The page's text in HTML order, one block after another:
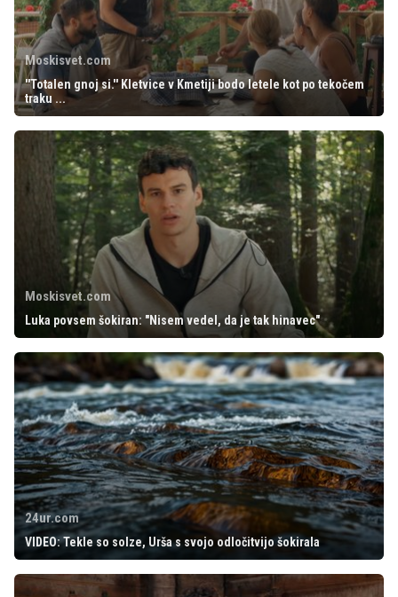
Moskisvet.com
''Totalen gnoj si.'' Kletvice v Kmetiji bodo letele kot po tekočem
traku ...
Moskisvet.com
Luka povsem šokiran: "Nisem vedel, da je tak hinavec"
24ur.com
VIDEO: Tekle so solze, Urša s svojo odločitvijo šokirala